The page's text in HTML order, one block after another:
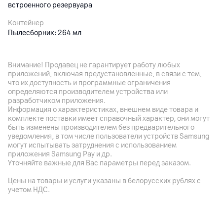
встроенного резервуара
Контейнер
Пылесборник: 264 мл
Вес: 12.42 кг
Особенности
Время работы от аккумулятора до 180 минут; максимальная
прощадь уборки до 135 м² за одну уборку;
самоочищающаяся швабра HydroJet, щетки DuoSpiral с
защитой от наматывания волос; авторегулирующаяся
боковая щетка CornerRover; лазерная навигация LiDAR;
камера с датчиками RGB + LED-подстветка; максимальная
высота барьера, который может преодолеть пылесос: 21
мм; управление с помощью приложения, голосовое
управление
Другие характеристики
Внимание! Продавец не гарантирует работу любых
приложений, включая предустановленные, в связи с тем,
что их доступность и программные ограничения
определяются производителем устройства или
разработчиком приложения.
Информация о характеристиках, внешнем виде товара и
комплекте поставки имеет справочный характер, они могут
быть изменены производителем без предварительного
уведомления, в том числе пользователи устройств Samsung
могут испытывать затруднения с использованием
приложения Samsung Pay и др.
Уточняйте важные для Вас параметры перед заказом.
Цены на товары и услуги указаны в белорусских рублях с
учетом НДС.